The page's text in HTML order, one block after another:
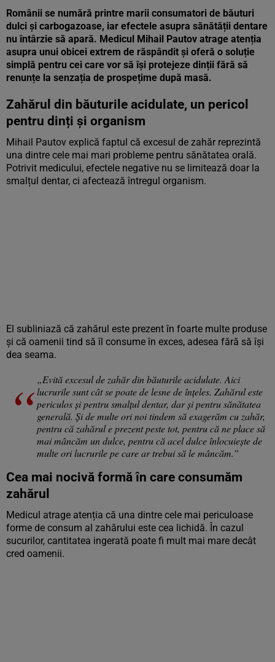
Românii se numără printre marii consumatori de băuturi
dulci și carbogazoase, iar efectele asupra sănătății dentare
nu întârzie să apară. Medicul Mihail Pautov atrage atenția
asupra unui obicei extrem de răspândit și oferă o soluție
simplă pentru cei care vor să își protejeze dinții fără să
renunțe la senzația de prospețime după masă.
Zahărul din băuturile acidulate, un pericol
pentru dinți și organism
Mihail Pautov explică faptul că excesul de zahăr reprezintă
una dintre cele mai mari probleme pentru sănătatea orală.
Potrivit medicului, efectele negative nu se limitează doar la
smalțul dentar, ci afectează întregul organism.
El subliniază că zahărul este prezent în foarte multe produse
și că oamenii tind să îl consume în exces, adesea fără să își
dea seama.
„Evită excesul de zahăr din băuturile acidulate. Aici
lucrurile sunt cât se poate de lesne de înțeles. Zahărul este
periculos și pentru smalțul dentar, dar și pentru sănătatea
generală. Și de multe ori noi tindem să exagerăm cu zahăr,
pentru că zahărul e prezent peste tot, pentru că ne place să
mai mâncăm un dulce, pentru că acel dulce înlocuiește de
multe ori lucrurile pe care ar trebui să le mâncăm.”
Cea mai nocivă formă în care consumăm
zahărul
Medicul atrage atenția că una dintre cele mai periculoase
forme de consum al zahărului este cea lichidă. În cazul
sucurilor, cantitatea ingerată poate fi mult mai mare decât
cred oamenii.